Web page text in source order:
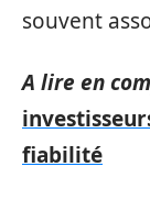
souvent
A lire en
fiabilité